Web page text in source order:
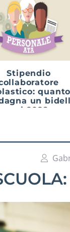
Stipendio
quanto
un
nel 2026